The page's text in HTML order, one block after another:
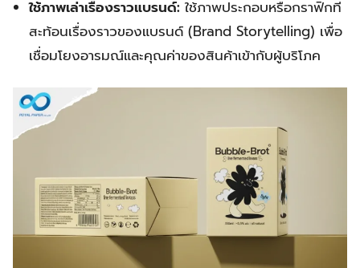
ใช้ภาพเล่าเรื่องราวแบรนด์:ใช้ภาพประกอบหรือกราฟิกที่
สะท้อนเรื่องราวของแบรนด์ (Brand Storytelling) เพื่อ
เชื่อมโยงอารมณ์และคุณค่าของสินค้าเข้ากับผู้บริโภค